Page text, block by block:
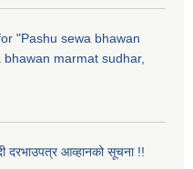
"Pashu sewa bhawan
marmat sudhar,
दरभाउपत्र आव्हानको सूचना !!